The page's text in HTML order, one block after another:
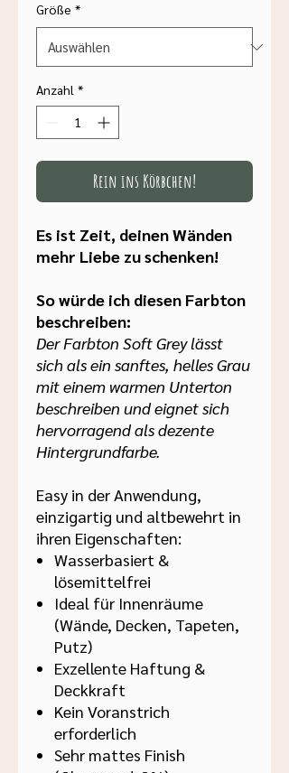
Größe *
Anzahl *
Rein ins Körbchen!
Es ist Zeit, deinen Wänden
mehr Liebe zu schenken!
So würde ich diesen Farbton
beschreiben:
Der Farbton Soft Grey lässt
sich als ein sanftes, helles Grau
mit einem warmen Unterton
beschreiben und eignet sich
hervorragend als dezente
Hintergrundfarbe.
Easy in der Anwendung,
einzigartig und altbewehrt in
ihren Eigenschaften:
Wasserbasiert &
lösemittelfrei
Ideal für Innenräume
(Wände, Decken, Tapeten,
Putz)
Exzellente Haftung &
Deckkraft
Kein Voranstrich
erforderlich
Sehr mattes Finish